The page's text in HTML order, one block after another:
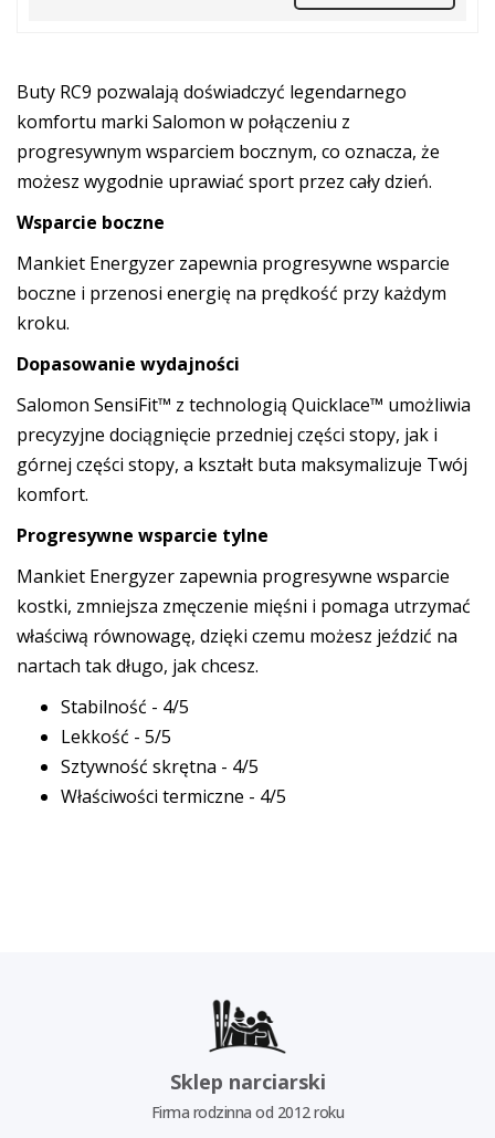
Buty RC9 pozwalają doświadczyć legendarnego
komfortu marki Salomon w połączeniu z
progresywnym wsparciem bocznym, co oznacza, że
możesz wygodnie uprawiać sport przez cały dzień.
Wsparcie boczne
Mankiet Energyzer zapewnia progresywne wsparcie
boczne i przenosi energię na prędkość przy każdym
kroku.
Dopasowanie wydajności
Salomon SensiFit™ z technologią Quicklace™ umożliwia
precyzyjne dociągnięcie przedniej części stopy, jak i
górnej części stopy, a kształt buta maksymalizuje Twój
komfort.
Progresywne wsparcie tylne
Mankiet Energyzer zapewnia progresywne wsparcie
kostki, zmniejsza zmęczenie mięśni i pomaga utrzymać
właściwą równowagę, dzięki czemu możesz jeździć na
nartach tak długo, jak chcesz.
Stabilność - 4/5
Lekkość - 5/5
Sztywność skrętna - 4/5
Właściwości termiczne - 4/5
Sklep narciarski
Firma rodzinna od 2012 roku